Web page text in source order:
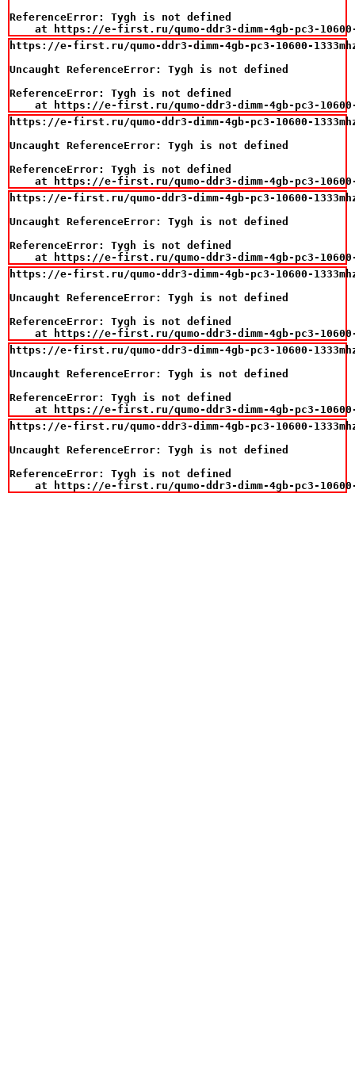
ReferenceError: Tygh is not defined
at https://e-first.ru/qumo-ddr3-dimm-4gb-pc3-
https://e-first.ru/qumo-ddr3-dimm-4gb-pc3-10600-1333mhz-
Uncaught ReferenceError: Tygh is not defined
ReferenceError: Tygh is not defined
at https://e-first.ru/qumo-ddr3-dimm-4gb-pc3-
https://e-first.ru/qumo-ddr3-dimm-4gb-pc3-10600-1333mhz-
Uncaught ReferenceError: Tygh is not defined
ReferenceError: Tygh is not defined
at https://e-first.ru/qumo-ddr3-dimm-4gb-pc3-
https://e-first.ru/qumo-ddr3-dimm-4gb-pc3-10600-1333mhz-
Uncaught ReferenceError: Tygh is not defined
ReferenceError: Tygh is not defined
at https://e-first.ru/qumo-ddr3-dimm-4gb-pc3-
https://e-first.ru/qumo-ddr3-dimm-4gb-pc3-10600-1333mhz-
Uncaught ReferenceError: Tygh is not defined
ReferenceError: Tygh is not defined
at https://e-first.ru/qumo-ddr3-dimm-4gb-pc3-
https://e-first.ru/qumo-ddr3-dimm-4gb-pc3-10600-1333mhz-
Uncaught ReferenceError: Tygh is not defined
ReferenceError: Tygh is not defined
at https://e-first.ru/qumo-ddr3-dimm-4gb-pc3-
https://e-first.ru/qumo-ddr3-dimm-4gb-pc3-10600-1333mhz-
Uncaught ReferenceError: Tygh is not defined
ReferenceError: Tygh is not defined
at https://e-first.ru/qumo-ddr3-dimm-4gb-pc3-